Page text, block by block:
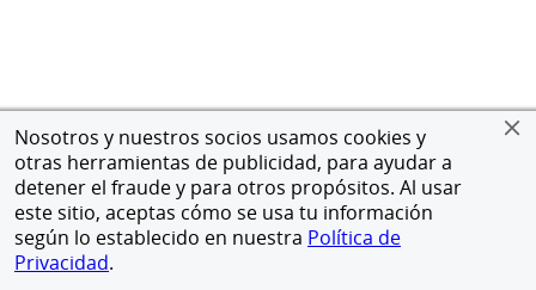
Nosotros y nuestros socios usamos cookies y
otras herramientas de publicidad, para ayudar a
detener el fraude y para otros propósitos. Al usar
este sitio, aceptas cómo se usa tu información
según lo establecido en nuestra Política de
Privacidad.